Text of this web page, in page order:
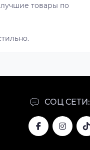
товары по
СОЦ СЕТИ: